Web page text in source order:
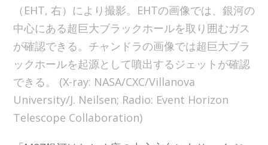
（EHT, 右）により撮影。EHTの画像では、銀河の
中心にある超巨大ブラックホールを取り囲むガス
が確認できる。チャンドラの画像では超巨大ブラ
ックホールを起源として噴出するジェットが確認
できる。 (X-ray: NASA/CXC/Villanova
University/J. Neilsen; Radio: Event Horizon
Telescope Collaboration)